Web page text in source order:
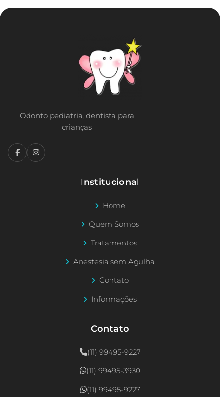
Odonto pediatria, dentista para
crianças
Institucional
Home
Quem Somos
Tratamentos
Anestesia sem Agulha
Contato
Informações
Contato
(11) 99495-9227
(11) 99495-3930
(11) 99495-9227